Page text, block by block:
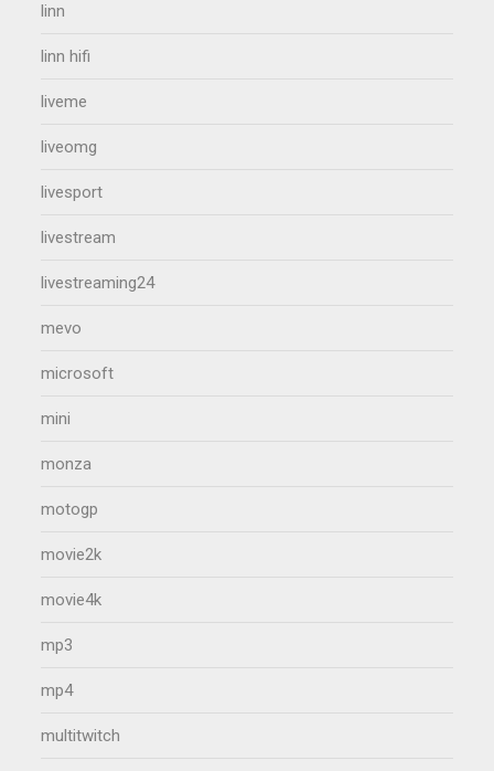
linn
linn hifi
liveme
liveomg
livesport
livestream
livestreaming24
mevo
microsoft
mini
monza
motogp
movie2k
movie4k
mp3
mp4
multitwitch